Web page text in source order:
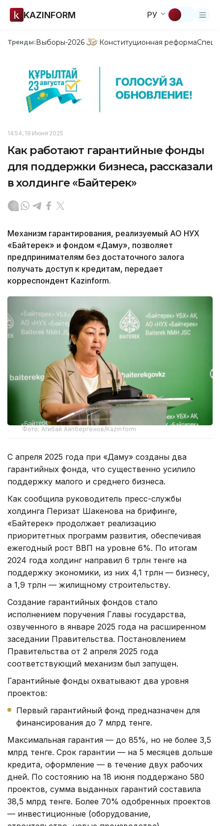
KAZINFORM РУ
Тренды:Выборы-2026 Конституционная реформа
14:54, 19 Июня 2025
Как работают гарантийные фонды
для поддержки бизнеса, рассказали
в холдинге «Байтерек»
Механизм гарантирования, реализуемый АО НУХ
«Байтерек» и фондом «Даму», позволяет
предпринимателям без достаточного залога
получать доступ к кредитам, передает
корреспондент Kazinform.
Фото: Агибай Аяпбергенов/Kazinform
С апреля 2025 года при «Даму» созданы два
гарантийных фонда, что существенно усилило
поддержку малого и среднего бизнеса.
Как сообщила руководитель пресс-службы
холдинга Перизат Шакенова на брифинге,
«Байтерек» продолжает реализацию
приоритетных программ развития, обеспечивая
ежегодный рост ВВП на уровне 6%. По итогам
2024 года холдинг направил 6 трлн тенге на
поддержку экономики, из них 4,1 трлн — бизнесу,
а 1,9 трлн — жилищному строительству.
Создание гарантийных фондов стало
исполнением поручения Главы государства,
озвученного в январе 2025 года на расширенном
заседании Правительства. Постановлением
Правительства от 2 апреля 2025 года
соответствующий механизм был запущен.
Гарантийные фонды охватывают два уровня
проектов:
Первый гарантийный фонд предназначен для
финансирования до 7 млрд тенге.
Максимальная гарантия — до 85%, но не более 3,5
млрд тенге. Срок гарантии — на 5 месяцев дольше
кредита, оформление — в течение двух рабочих
дней. По состоянию на 18 июня поддержано 580
проектов, сумма выданных гарантий составила
38,5 млрд тенге. Более 70% одобренных проектов
— инвестиционные (оборудование,